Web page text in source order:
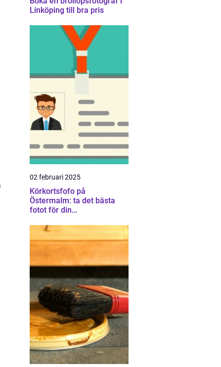
Linköping till bra pris
02 februari 2025
Körkortsfofo på
Östermalm: ta det bästa
fotot för din